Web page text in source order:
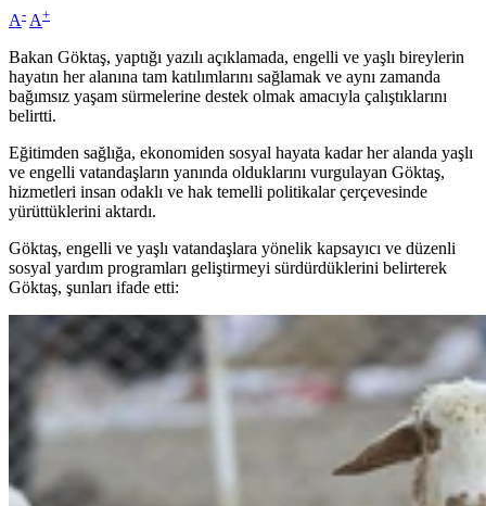
A- A+
Bakan Göktaş, yaptığı yazılı açıklamada, engelli ve yaşlı bireylerin
hayatın her alanına tam katılımlarını sağlamak ve aynı zamanda
bağımsız yaşam sürmelerine destek olmak amacıyla çalıştıklarını
belirtti.
Eğitimden sağlığa, ekonomiden sosyal hayata kadar her alanda yaşlı
ve engelli vatandaşların yanında olduklarını vurgulayan Göktaş,
hizmetleri insan odaklı ve hak temelli politikalar çerçevesinde
yürüttüklerini aktardı.
Göktaş, engelli ve yaşlı vatandaşlara yönelik kapsayıcı ve düzenli
sosyal yardım programları geliştirmeyi sürdürdüklerini belirterek
Göktaş, şunları ifade etti: